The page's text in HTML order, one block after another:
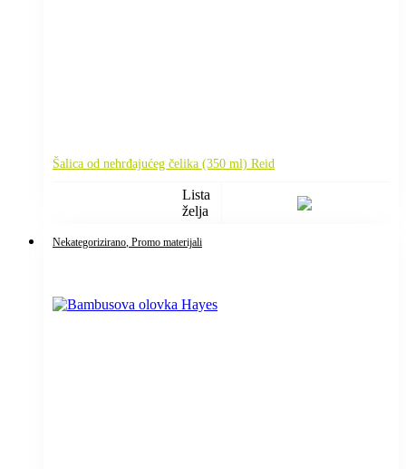
Šalica od nehrđajućeg čelika (350 ml) Reid
Lista
želja
Nekategorizirano , Promo materijali